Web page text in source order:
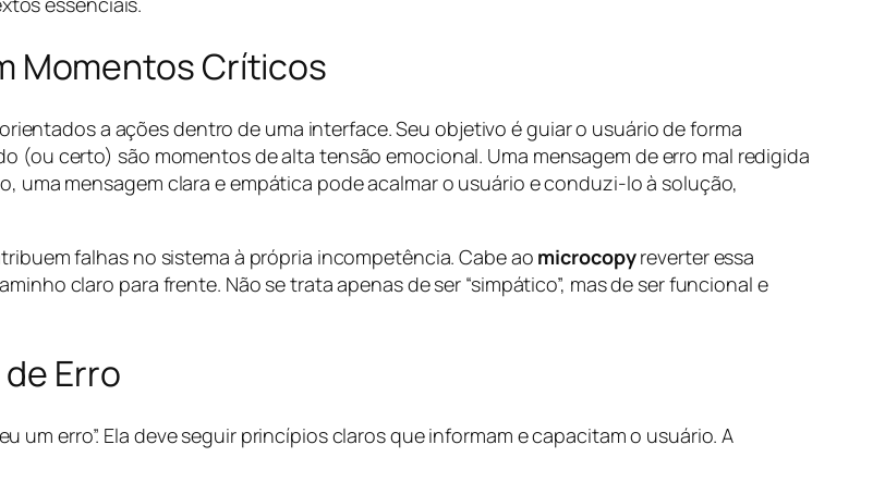
Momentos Críticos
a ações dentro de uma interface. Seu objetivo é guiar o usuário de forma
(ou certo) são momentos de alta tensão emocional. Uma mensagem de erro mal redigida
uma mensagem clara e empática pode acalmar o usuário e conduzi-lo à solução,
falhas no sistema à própria incompetência. Cabe ao microcopyreverter essa
claro para frente. Não se trata apenas de ser “simpático”, mas de ser funcional e
Erro
um erro”. Ela deve seguir princípios claros que informam e capacitam o usuário. A